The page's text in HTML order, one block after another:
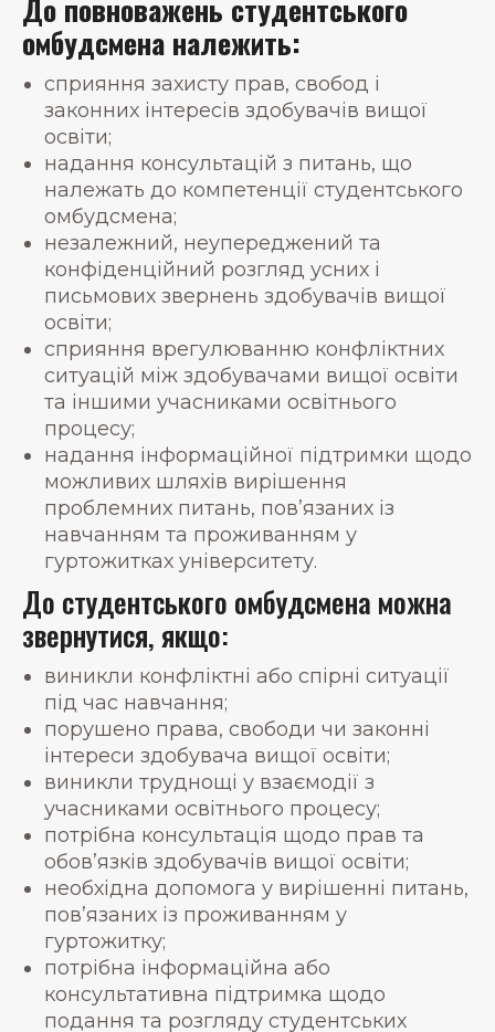
До повноважень студентського
омбудсмена належить:
сприяння захисту прав, свобод і
законних інтересів здобувачів вищої
освіти;
надання консультацій з питань, що
належать до компетенції студентського
омбудсмена;
незалежний, неупереджений та
конфіденційний розгляд усних і
письмових звернень здобувачів вищої
освіти;
сприяння врегулюванню конфліктних
ситуацій між здобувачами вищої освіти
та іншими учасниками освітнього
процесу;
надання інформаційної підтримки щодо
можливих шляхів вирішення
проблемних питань, пов’язаних із
навчанням та проживанням у
гуртожитках університету.
До студентського омбудсмена можна
звернутися, якщо:
виникли конфліктні або спірні ситуації
під час навчання;
порушено права, свободи чи законні
інтереси здобувача вищої освіти;
виникли труднощі у взаємодії з
учасниками освітнього процесу;
потрібна консультація щодо прав та
обов’язків здобувачів вищої освіти;
необхідна допомога у вирішенні питань,
пов’язаних із проживанням у
гуртожитку;
потрібна інформаційна або
консультативна підтримка щодо
подання та розгляду студентських